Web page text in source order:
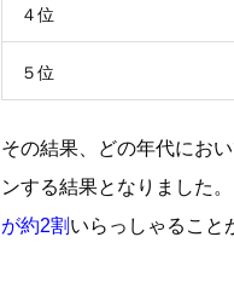
４位
５位
その結果、どの年代にお
ンする結果となりました。
が約2割 いらっしゃること